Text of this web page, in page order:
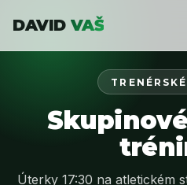
DAVID VAŠ
Úterky 17:30 na atletickém